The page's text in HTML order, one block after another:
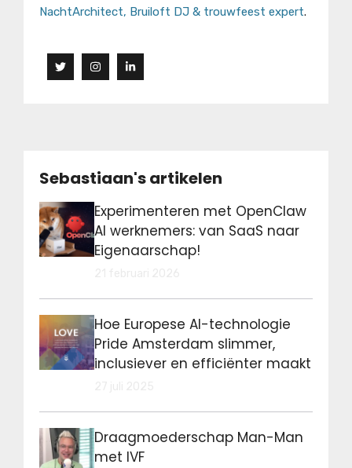
NachtArchitect, Bruiloft DJ & trouwfeest expert.
Sebastiaan's artikelen
Experimenteren met OpenClaw
AI werknemers: van SaaS naar
Eigenaarschap!
Hoe Europese AI-technologie
Pride Amsterdam slimmer,
inclusiever en efficiënter maakt
Draagmoederschap Man-Man
met IVF